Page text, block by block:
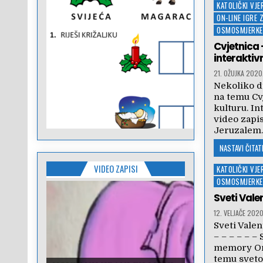
Posted
in
KATOLIČKI
ON-LINE IGRE
Cvjetnica
21. OŽUJKA 2020.
Nekoliko
na temu
kulturu.
video
NASTAVI
Posted
in
KATOLIČKI
Sveti
12. VELJAČE 2020.
Sveti
– – – – – –
memory
temu
VIDEO ZAPISI